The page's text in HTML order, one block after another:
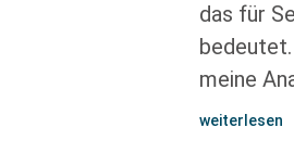
das für
meine
weiterlesen